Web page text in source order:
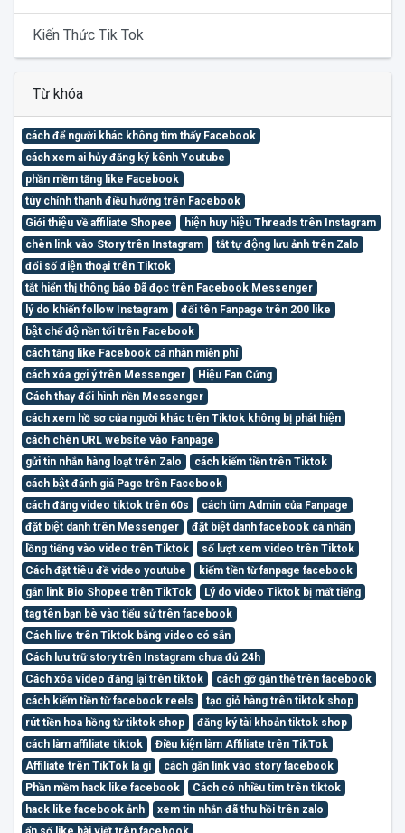
Kiến Thức Tik Tok
Từ khóa
cách để người khác không tìm thấy Facebook
cách xem ai hủy đăng ký kênh Youtube
phần mềm tăng like Facebook
tùy chỉnh thanh điều hướng trên Facebook
Giới thiệu về affiliate Shopee
hiện huy hiệu Threads trên Instagram
chèn link vào Story trên Instagram
tắt tự động lưu ảnh trên Zalo
đổi số điện thoại trên Tiktok
tắt hiển thị thông báo Đã đọc trên Facebook Messenger
lý do khiến follow Instagram
đổi tên Fanpage trên 200 like
bật chế độ nền tối trên Facebook
cách tăng like Facebook cá nhân miễn phí
cách xóa gợi ý trên Messenger
Hiệu Fan Cứng
Cách thay đổi hình nền Messenger
cách xem hồ sơ của người khác trên Tiktok không bị phát hiện
cách chèn URL website vào Fanpage
gửi tin nhắn hàng loạt trên Zalo
cách kiếm tiền trên Tiktok
cách bật đánh giá Page trên Facebook
cách đăng video tiktok trên 60s
cách tìm Admin của Fanpage
đặt biệt danh trên Messenger
đặt biệt danh facebook cá nhân
lồng tiếng vào video trên Tiktok
số lượt xem video trên Tiktok
Cách đặt tiêu đề video youtube
kiếm tiền từ fanpage facebook
gắn link Bio Shopee trên TikTok
Lý do video Tiktok bị mất tiếng
tag tên bạn bè vào tiểu sử trên facebook
Cách live trên Tiktok bằng video có sẵn
Cách lưu trữ story trên Instagram chưa đủ 24h
Cách xóa video đăng lại trên tiktok
cách gỡ gắn thẻ trên facebook
cách kiếm tiền từ facebook reels
tạo giỏ hàng trên tiktok shop
rút tiền hoa hồng từ tiktok shop
đăng ký tài khoản tiktok shop
cách làm affiliate tiktok
Điều kiện làm Affiliate trên TikTok
Affiliate trên TikTok là gì
cách gắn link vào story facebook
Phần mềm hack like facebook
Cách có nhiều tim trên tiktok
hack like facebook ảnh
xem tin nhắn đã thu hồi trên zalo